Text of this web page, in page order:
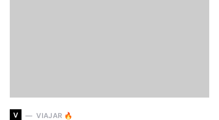
V VIAJAR 🔥